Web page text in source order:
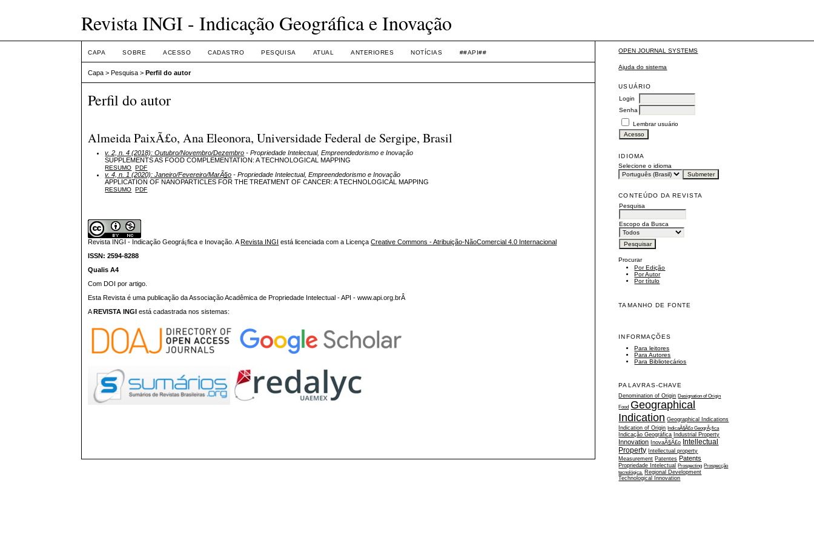
Revista INGI - Indicação Geográfica e Inovação
OPEN JOURNAL SYSTEMS
Ajuda do sistema
USUÁRIO
Login
Senha
Lembrar usuário
IDIOMA
Selecione o idioma
CONTEÚDO DA REVISTA
Pesquisa
Escopo da Busca
Procurar
Por Edição
Por Autor
Por título
TAMANHO DE FONTE
INFORMAÇÕES
Para leitores
Para Autores
Para Bibliotecários
PALAVRAS-CHAVE
Denomination of Origin Designation of Origin
Food Geographical
Indication Geographical Indications
Indication of Origin IndicaÃ§Ã£o GeogrÃ¡fica
Indicação Geográfica Industrial Property
Innovation InovaÃ§Ã£o Intellectual
Property Intellectual property
Measurement Patentes Patents
Propriedade Intelectual Prospecting Prospecção
tecnológica. Regional Development
Technological Innovation
CAPA SOBRE ACESSO CADASTRO PESQUISA ATUAL ANTERIORES NOTÍCIAS ##API##
Capa >Pesquisa >Perfil do autor
Perfil do autor
Almeida PaixÃ£o, Ana Eleonora, Universidade Federal de Sergipe, Brasil
v. 2, n. 4 (2018): Outubro/Novembro/Dezembro - Propriedade Intelectual, Empreendedorismo e Inovação
SUPPLEMENTS AS FOOD COMPLEMENTATION: A TECHNOLOGICAL MAPPING
RESUMO PDF
v. 4, n. 1 (2020): Janeiro/Fevereiro/MarÃ§o - Propriedade Intelectual, Empreendedorismo e Inovação
APPLICATION OF NANOPARTICLES FOR THE TREATMENT OF CANCER: A TECHNOLOGICAL MAPPING
RESUMO PDF
Revista INGI - Indicação Geográ¡fica e Inovação.ARevista INGI está licenciada com a LicençaCreative Commons - Atribuição-NãoComercial 4.0 Internacional
ISSN: 2594-8288
Qualis A4
Com DOI por artigo.
Esta Revista é uma publicação da Associação Acadêmica de Propriedade Intelectual - API - www.api.org.brÂ
A REVISTA INGI está cadastrada nos sistemas: